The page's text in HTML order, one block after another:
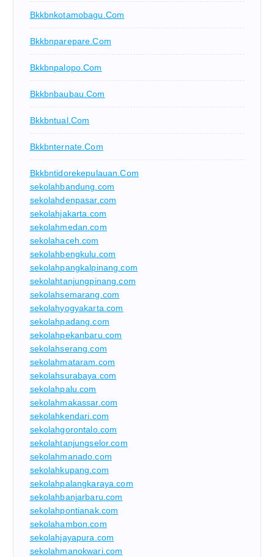
Bkkbnkotamobagu.com
Bkkbnparepare.com
Bkkbnpalopo.com
Bkkbnbaubau.com
Bkkbntual.com
Bkkbnternate.com
Bkkbntidorekepulauan.com
sekolahbandung.com
sekolahdenpasar.com
sekolahjakarta.com
sekolahmedan.com
sekolahaceh.com
sekolahbengkulu.com
sekolahpangkalpinang.com
sekolahtanjungpinang.com
sekolahsemarang.com
sekolahyogyakarta.com
sekolahpadang.com
sekolahpekanbaru.com
sekolahserang.com
sekolahmataram.com
sekolahsurabaya.com
sekolahpalu.com
sekolahmakassar.com
sekolahkendari.com
sekolahgorontalo.com
sekolahtanjungselor.com
sekolahmanado.com
sekolahkupang.com
sekolahpalangkaraya.com
sekolahbanjarbaru.com
sekolahpontianak.com
sekolahambon.com
sekolahjayapura.com
sekolahmanokwari.com